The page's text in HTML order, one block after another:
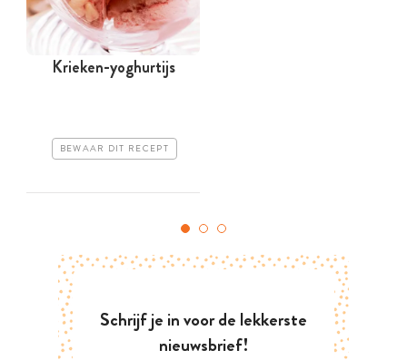
Krieken-yoghurtijs
BEWAAR DIT RECEPT
Schrijf je in voor de lekkerste
nieuwsbrief!